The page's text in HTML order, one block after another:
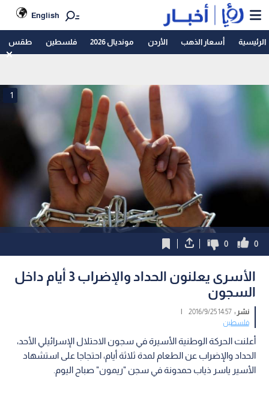
English
الرئيسية أسعار الذهب الأردن مونديال 2026 فلسطين طقس
1
0
0
الأسرى يعلنون الحداد والإضراب 3 أيام داخل
السجون
نشر :14:57 2016/9/25
|
فلسطين
أعلنت الحركة الوطنية الأسيرة في سجون الاحتلال الإسرائيلي الأحد،
الحداد والإضراب عن الطعام لمدة ثلاثة أيام، احتجاجا على استشهاد
الأسير ياسر ذياب حمدونة في سجن "ريمون" صباح اليوم.